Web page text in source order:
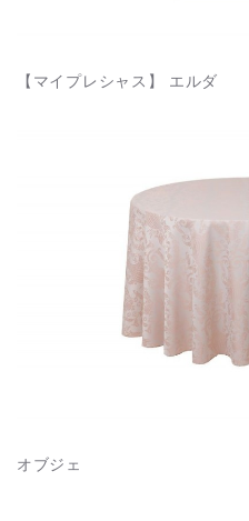
【マイプレシャス】 エルダ
オブジェ